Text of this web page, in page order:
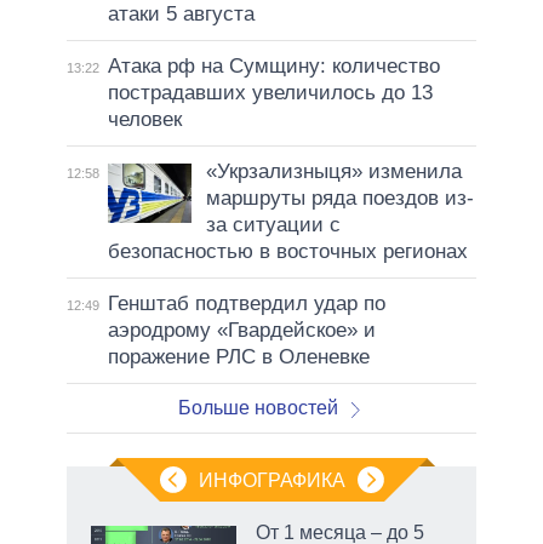
атаки 5 августа
13:22 Атака рф на Сумщину: количество
пострадавших увеличилось до 13
человек
12:58
«Укрзализныця» изменила
маршруты ряда поездов из-
за ситуации с
безопасностью в восточных регионах
12:49
Генштаб подтвердил удар по
аэродрому «Гвардейское» и
поражение РЛС в Оленевке
Больше новостей
ИНФОГРАФИКА
От 1 месяца – до 5